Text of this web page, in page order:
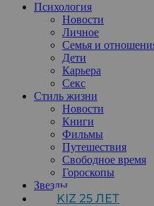
Психология
Новости
Личное
Семья и
Дети
Карьера
Секс
Стиль жизни
Новости
Книги
Фильмы
Путешествия
Свободное время
Гороскопы
Звезды
KIZ 25 ЛЕТ